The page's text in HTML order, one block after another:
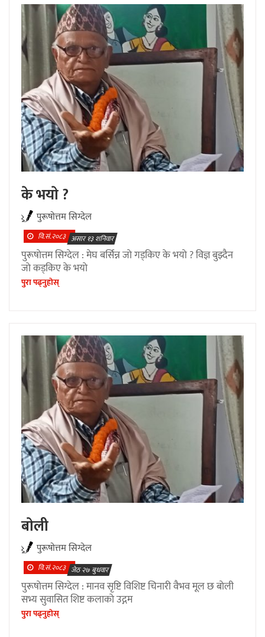
के भयाे ?
पुरूषाेत्तम सिग्देल
वि.सं.२०८३ असार १३ शनिवार
पुरूषाेत्तम सिग्देल : मेघ बर्सिन्न जाे गड्किए के भयाे ? विज्ञ बुझ्दैन
जाे कड्किए के भयाे
पुरा पढ्नुहाेस्
बाेली
पुरूषाेत्तम सिग्देल
वि.सं.२०८३ जेठ २७ बुधवार
पुरूषाेत्तम सिग्देल : मानव सृष्टि विशिष्ट चिनारी वैभव मूल छ बाेली
सभ्य सुवासित शिष्ट कलाकाे उद्गम
पुरा पढ्नुहाेस्